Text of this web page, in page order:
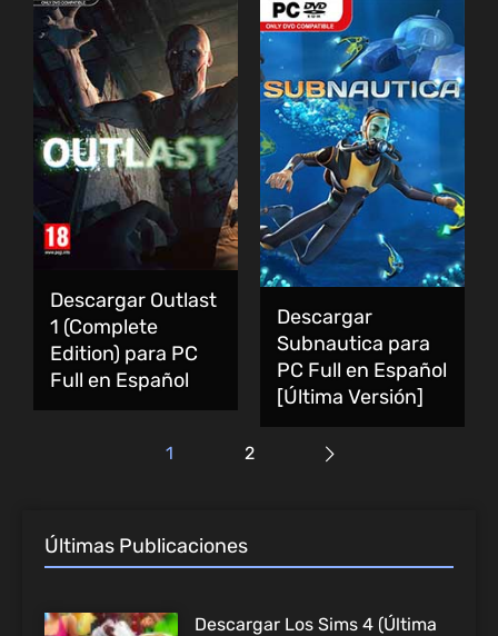
Descargar Outlast
1 (Complete
Edition) para PC
Full en Español
Descargar
Subnautica para
PC Full en Español
[Última Versión]
1 2
Últimas Publicaciones
Descargar Los Sims 4 (Última